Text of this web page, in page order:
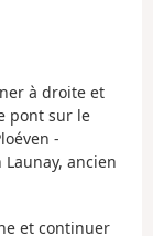
à droite et
pont sur le
-
ancien
et continuer